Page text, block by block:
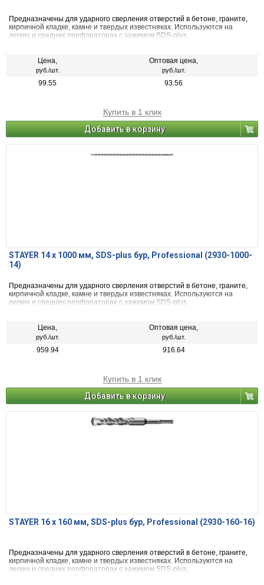
Предназначены для ударного сверления отверстий в бетоне, граните,
кирпичной кладке, камне и твердых известняках. Используются на
легких и средних перфораторах с зажимом SDS-plus.
Цена,
руб./шт.
Оптовая цена,
руб./шт.
99.55 93.56
Купить в 1 клик
Добавить в корзину
STAYER 14 x 1000 мм, SDS-plus бур, Professional (2930-1000-
14)
Предназначены для ударного сверления отверстий в бетоне, граните,
кирпичной кладке, камне и твердых известняках. Используются на
легких и средних перфораторах с зажимом SDS-plus.
Цена,
руб./шт.
Оптовая цена,
руб./шт.
959.94 916.64
Купить в 1 клик
Добавить в корзину
STAYER 16 x 160 мм, SDS-plus бур, Professional (2930-160-16)
Предназначены для ударного сверления отверстий в бетоне, граните,
кирпичной кладке, камне и твердых известняках. Используются на
легких и средних перфораторах с зажимом SDS-plus.